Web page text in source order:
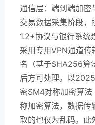
通信层：端到端加密
交易数据采集阶段，
1.2+协议与银行系统
采用专用VPN通道
名（基于SHA256算
后方可处理。以
密SM4对称加密算法
称加密算法，数据传
取的也仅为乱码。此